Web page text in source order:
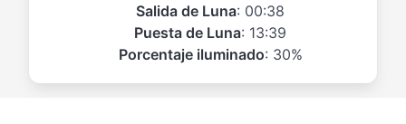
Salida de Luna: 00:38
Puesta de Luna: 13:39
Porcentaje iluminado: 30%